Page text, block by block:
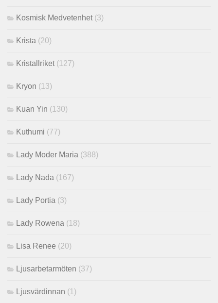
Kosmisk Medvetenhet (3)
Krista (20)
Kristallriket (127)
Kryon (13)
Kuan Yin (130)
Kuthumi (77)
Lady Moder Maria (388)
Lady Nada (167)
Lady Portia (3)
Lady Rowena (18)
Lisa Renee (20)
Ljusarbetarmöten (37)
Ljusvärdinnan (1)